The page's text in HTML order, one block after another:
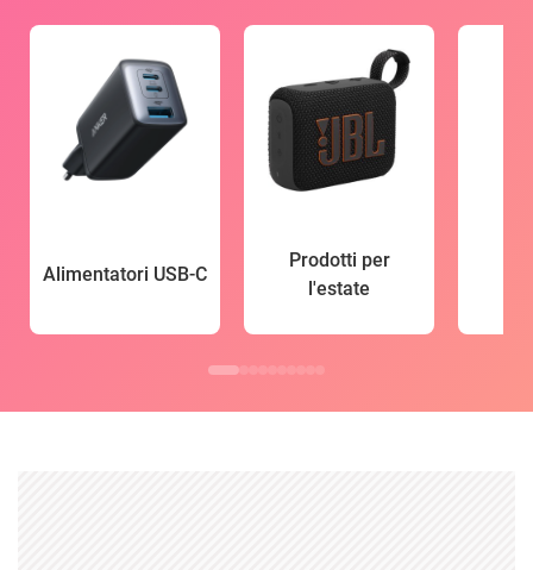
Alimentatori USB-C
Prodotti per
l'estate